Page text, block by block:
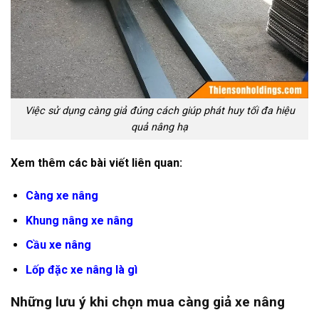
Việc sử dụng càng giả đúng cách giúp phát huy tối đa hiệu
quả nâng hạ
Xem thêm các bài viết liên quan:
Càng xe nâng
Khung nâng xe nâng
Cầu xe nâng
Lốp đặc xe nâng là gì
Những lưu ý khi chọn mua càng giả xe nâng